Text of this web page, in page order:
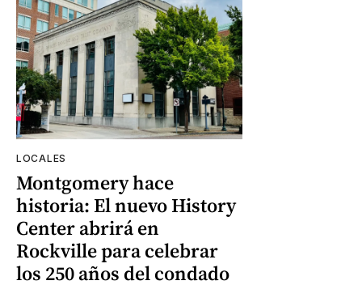
LOCALES
Montgomery hace
historia: El nuevo History
Center abrirá en
Rockville para celebrar
los 250 años del condado